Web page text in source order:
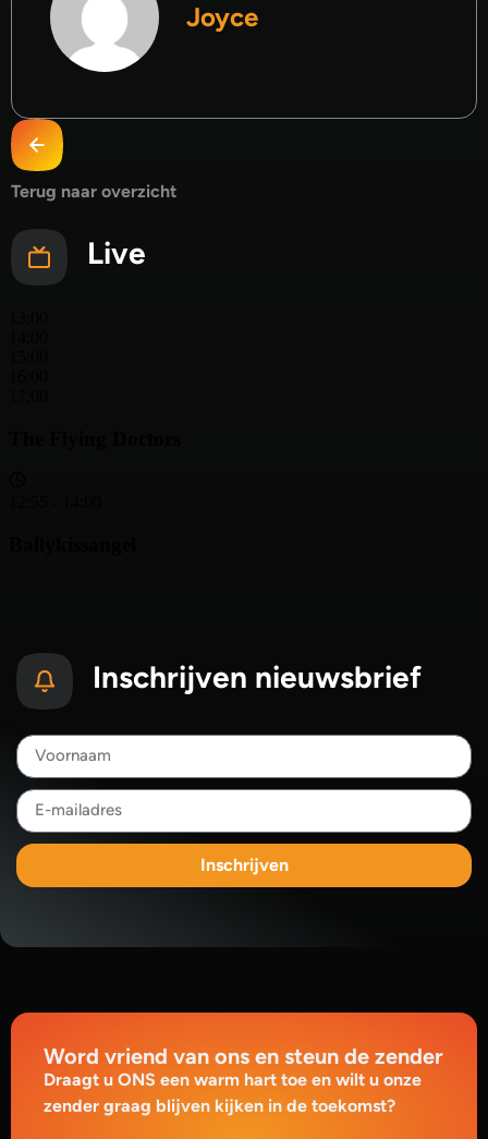
Joyce
Terug naar overzicht
Live
Inschrijven nieuwsbrief
Inschrijven
Word vriend van ons en steun de zender
Draagt u ONS een warm hart toe en wilt u onze
zender graag blijven kijken in de toekomst?